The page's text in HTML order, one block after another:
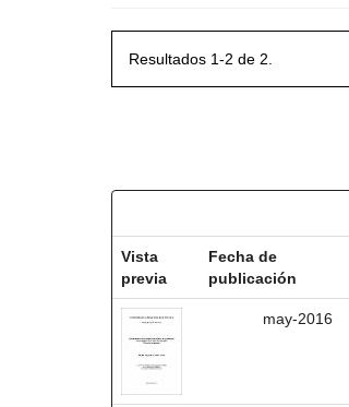
Resultados 1-2 de 2.
Vista
previa
Fecha de
publicación
may-2016